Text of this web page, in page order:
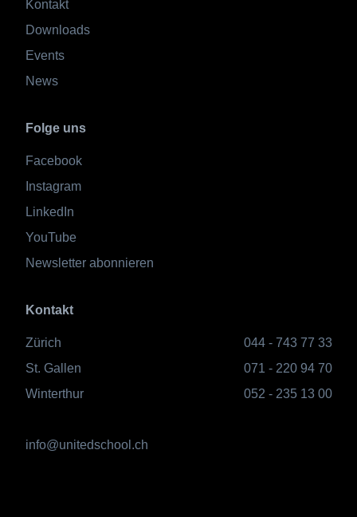
Kontakt
Downloads
Events
News
Folge uns
Facebook
Instagram
LinkedIn
YouTube
Newsletter abonnieren
Kontakt
Zürich
044 - 743 77 33
St. Gallen
071 - 220 94 70
Winterthur
052 - 235 13 00
info@unitedschool.ch